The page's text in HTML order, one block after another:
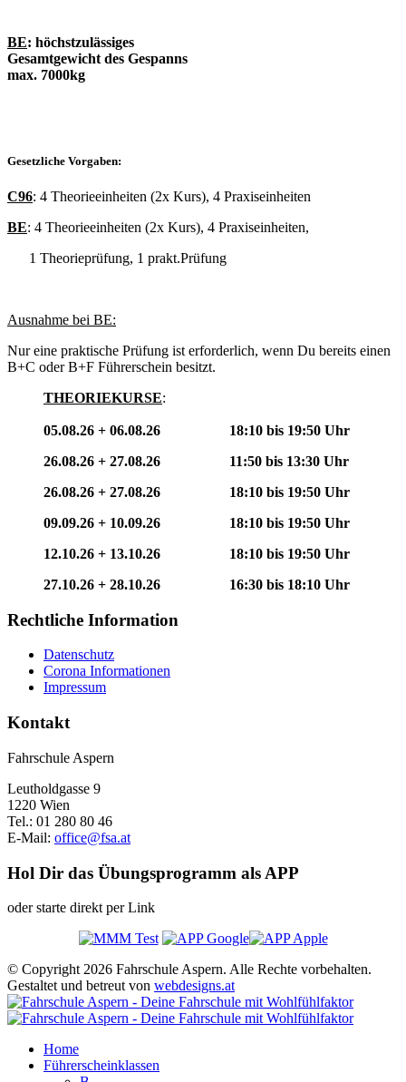
BE: höchstzulässiges
Gesamtgewicht des Gespanns
max. 7000kg
Gesetzliche Vorgaben:
C96: 4 Theorieeinheiten (2x Kurs), 4 Praxiseinheiten
BE: 4 Theorieeinheiten (2x Kurs), 4 Praxiseinheiten,
1 Theorieprüfung, 1 prakt.Prüfung
Ausnahme bei BE:
Nur eine praktische Prüfung ist erforderlich, wenn Du bereits einen
B+C oder B+F Führerschein besitzt.
THEORIEKURSE:
05.08.26 + 06.08.26 18:10 bis 19:50 Uhr
26.08.26 + 27.08.26 11:50 bis 13:30 Uhr
26.08.26 + 27.08.26 18:10 bis 19:50 Uhr
09.09.26 + 10.09.26 18:10 bis 19:50 Uhr
12.10.26 + 13.10.26 18:10 bis 19:50 Uhr
27.10.26 + 28.10.26 16:30 bis 18:10 Uhr
Rechtliche Information
Datenschutz
Corona Informationen
Impressum
Kontakt
Fahrschule Aspern
Leutholdgasse 9
1220 Wien
Tel.: 01 280 80 46
E-Mail: office@fsa.at
Hol Dir das Übungsprogramm als APP
oder starte direkt per Link
© Copyright 2026 Fahrschule Aspern. Alle Rechte vorbehalten.
Gestaltet und betreut von webdesigns.at
Home
Führerscheinklassen